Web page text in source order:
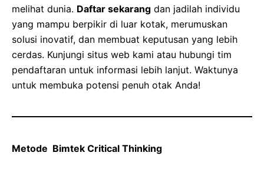
melihat dunia. Daftar sekarang dan jadilah individu
yang mampu berpikir di luar kotak, merumuskan
solusi inovatif, dan membuat keputusan yang lebih
cerdas. Kunjungi situs web kami atau hubungi tim
pendaftaran untuk informasi lebih lanjut. Waktunya
untuk membuka potensi penuh otak Anda!
Metode Bimtek Critical Thinking